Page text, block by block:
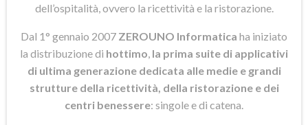
dell’ospitalità, ovvero la ricettività e la ristorazione.
Dal 1° gennaio 2007 ZEROUNO Informatica ha iniziato
la distribuzione di hottimo la prima suite di applicativi
di ultima generazione dedicata alle medie e grandi
strutture della ricettività, della ristorazione e dei
centri benessere: singole e di catena.